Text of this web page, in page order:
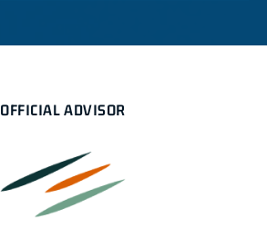
OFFICIAL ADVISOR